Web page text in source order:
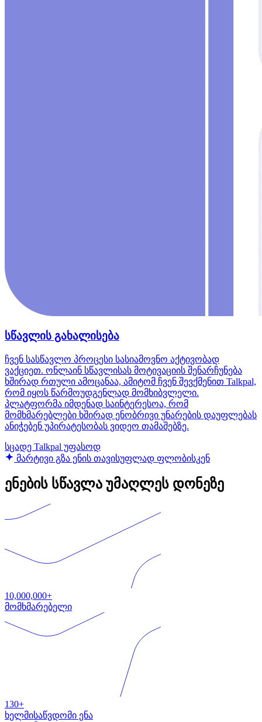
სწავლის გახალისება
ჩვენ სასწავლო პროცესი სასიამოვნო აქტივობად
ვაქციეთ. ონლაინ სწავლისას მოტივაციის შენარჩუნება
ხშირად რთული ამოცანაა, ამიტომ ჩვენ შევქმენით Talkpal,
რომ იყოს წარმოუდგენლად მომხიბვლელი.
პლატფორმა იმდენად საინტერესოა, რომ
მომხმარებლები ხშირად ენობრივი უნარების დაუფლებას
ანიჭებენ უპირატესობას ვიდეო თამაშებზე.
სცადე Talkpal უფასოდ
მარტივი გზა ენის თავისუფლად ფლობისკენ
ენების სწავლა უმაღლეს დონეზე
10,000,000+
მომხმარებელი
130+
ხელმისაწვდომი ენა